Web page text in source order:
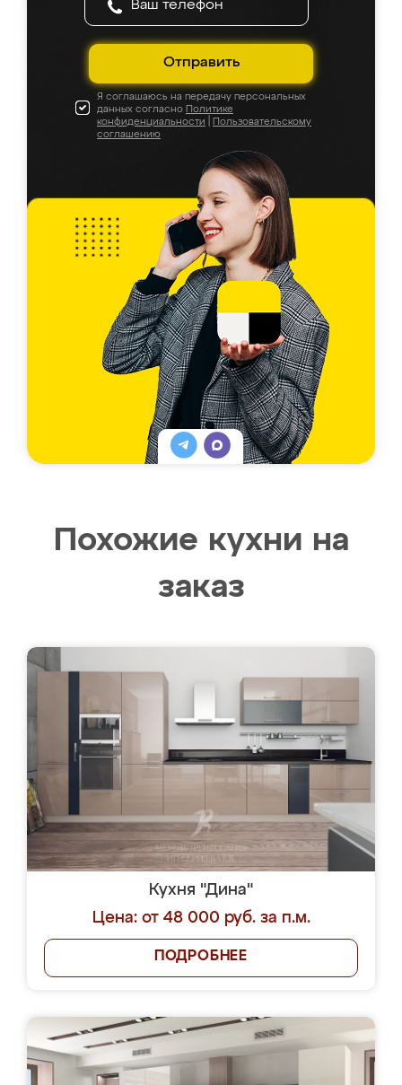
Отправить
Я соглашаюсь на передачу персональных
данных согласно Политике
конфиденциальности
Пользовательскому
соглашению
Похожие кухни на
заказ
Кухня "Дина"
Цена: от 48 000 руб. за п.м.
ПОДРОБНЕЕ